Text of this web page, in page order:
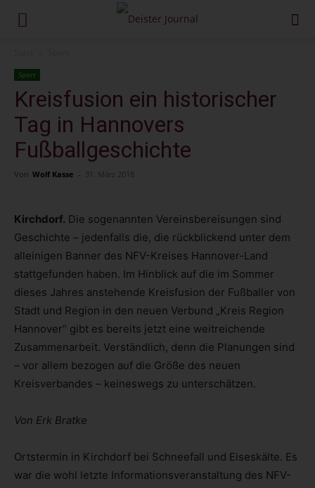
Sport
Kreisfusion ein historischer
Tag in Hannovers
Fußballgeschichte
Von Wolf Kasse - 31. März 2018
Kirchdorf. Die sogenannten Vereinsbereisungen sind
Geschichte – jedenfalls die, die rückblickend unter dem
alleinigen Banner des NFV-Kreises Hannover-Land
stattgefunden haben. Im Hinblick auf die im Sommer
dieses Jahres anstehende Kreisfusion der Fußballer von
Stadt und Region in den neuen Verbund „Kreis Region
Hannover“ gibt es bereits jetzt eine weitreichende
Zusammenarbeit. Verständlich, denn die Planungen sind
– vor allem bezogen auf die Größe des neuen
Kreisverbandes – keineswegs zu unterschätzen.
Von Erk Bratke
Ortstermin in Kirchdorf bei Schneefall und Eiseskälte. Es
war die wohl letzte Informationsveranstaltung des NFV-